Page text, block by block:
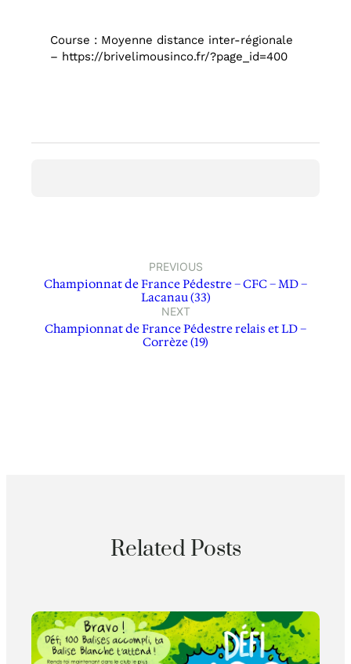
Course : Moyenne distance inter-régionale
– https://brivelimousinco.fr/?page_id=400
PREVIOUS
Championnat de France Pédestre – CFC – MD –
Lacanau (33)
NEXT
Championnat de France Pédestre relais et LD –
Corrèze (19)
Related Posts